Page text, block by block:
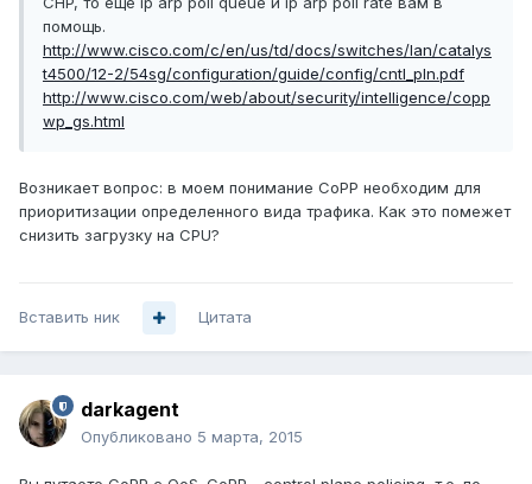
помощь.
http://www.cisco.com/c/en/us/td/docs/switches/lan/catalys
t4500/12-2/54sg/configuration/guide/config/cntl_pln.pdf
http://www.cisco.com/web/about/security/intelligence/copp
wp_gs.html
Возникает вопрос: в моем понимание CoPP необходим для
приоритизации определенного вида трафика. Как это помежет
снизить загрузку на CPU?
Вставить ник Цитата
darkagent
Опубликовано 5 марта, 2015